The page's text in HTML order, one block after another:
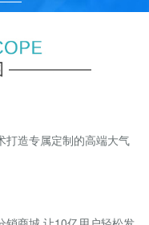
打造专属定制的高端大气